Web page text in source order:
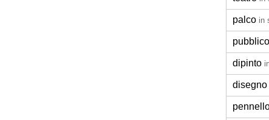
palco in
pubblico
dipinto
disegno